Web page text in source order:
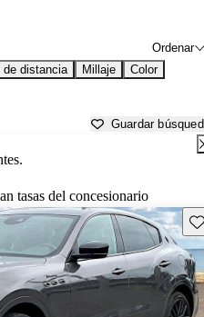
Ordenar
distancia Millaje Color
Guardar
tasas del concesionario